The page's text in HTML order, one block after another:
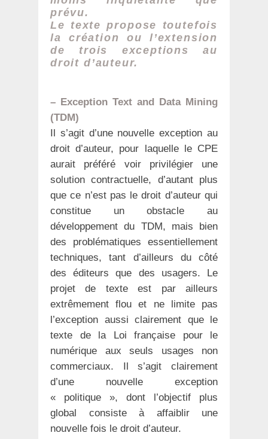
prévu.
Le texte propose toutefois
la création ou l’extension
de trois exceptions au
droit d’auteur.
– Exception Text and Data Mining
(TDM)
Il s’agit d’une nouvelle exception au
droit d’auteur, pour laquelle le CPE
aurait préféré voir privilégier une
solution contractuelle, d’autant plus
que ce n’est pas le droit d’auteur qui
constitue un obstacle au
développement du TDM, mais bien
des problématiques essentiellement
techniques, tant d’ailleurs du côté
des éditeurs que des usagers. Le
projet de texte est par ailleurs
extrêmement flou et ne limite pas
l’exception aussi clairement que le
texte de la Loi française pour le
numérique aux seuls usages non
commerciaux. Il s’agit clairement
d’une nouvelle exception
« politique », dont l’objectif plus
global consiste à affaiblir une
nouvelle fois le droit d’auteur.